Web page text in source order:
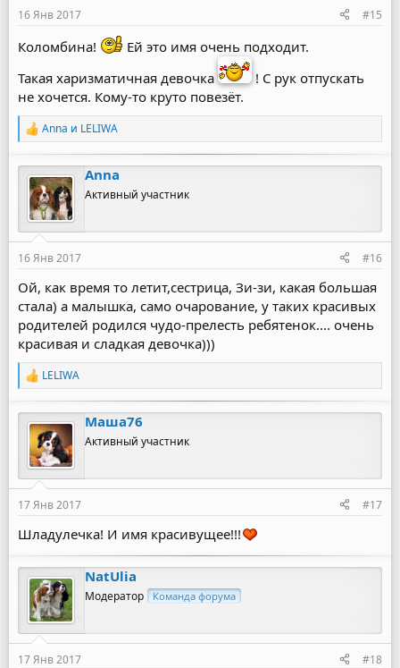
16 Янв 2017 #15
Коломбина!
Ей это имя очень подходит.
Такая харизматичная девочка
! С рук отпускать
не хочется. Кому-то круто повезёт.
Р
а
к
ц
и
и
:
Anna и LELIWA
Anna
Активный участник
16 Янв 2017 #16
Ой, как время то летит,сестрица, Зи-зи, какая большая
стала) а малышка, само очарование, у таких красивых
родителей родился чудо-прелесть ребятенок.... очень
красивая и сладкая девочка)))
Р
а
к
ц
и
и
:
LELIWA
Маша76
Активный участник
17 Янв 2017 #17
Шладулечка! И имя красивущее!!!
NatUlia
Модератор Команда форума
17 Янв 2017 #18